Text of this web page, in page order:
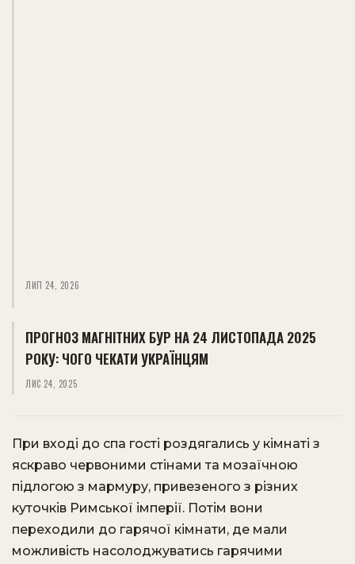
ЛИП 24, 2026
ПРОГНОЗ МАГНІТНИХ БУР НА 24 ЛИСТОПАДА 2025
РОКУ: ЧОГО ЧЕКАТИ УКРАЇНЦЯМ
ЛИС 24, 2025
При вході до спа гості роздягались у кімнаті з
яскраво червоними стінами та мозаїчною
підлогою з мармуру, привезеного з різних
куточків Римської імперії. Потім вони
переходили до гарячої кімнати, де мали
можливість насолоджуватись гарячими